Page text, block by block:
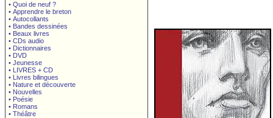
• Quoi de neuf ?
• Apprendre le breton
• Autocollants
• Bandes dessinées
• Beaux livres
• CDs audio
• Dictionnaires
• DVD
• Jeunesse
• LIVRES + CD
• Livres bilingues
• Nature et découverte
• Nouvelles
• Poésie
• Romans
• Théâtre